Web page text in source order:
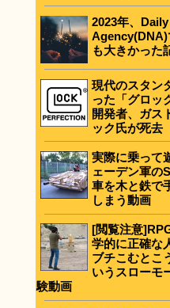
2023年、
Agency(DNA)
も大きかった
現代のスタン
った「グロッ
開発者、ガス
ック氏が死去
実際に乗って
ェーデン軍の
車を木と鉄で
しまう動画
[閲覧注意
学的に正確な
ブチこむとこ
いうスローモ
験動画